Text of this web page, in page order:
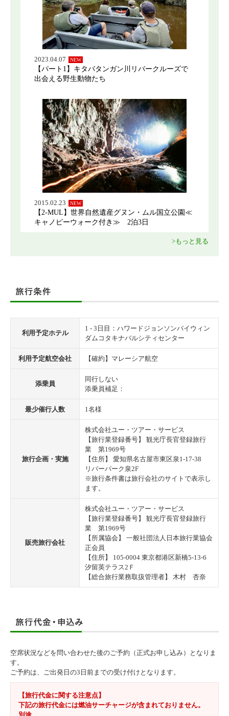
2023.04.07 NEW
【パート1】キタバタンガン川リバークルーズで
出会える野生動物たち
2015.02.23 NEW
【2-MUL】世界自然遺産グヌン・ムル国立公園≪
キャノピーウォーク付き≫ 2泊3日
>もっと見る
利用予定ホテル
1 - 3日目：ハワードジョンソンバイウィン
ダムコタキナバルシティセンター
利用予定航空会社 【確約】マレーシア航空
添乗員
同行しない
添乗員補足：
最少催行人数 1名様
旅行企画・実施
株式会社ユー・ツアー・サービス
【旅行業登録番号】 観光庁長官登録旅行
業 第1969号
【住所】 愛知県名古屋市東区泉1-17-38
リバーパーク泉2F
※旅行条件書は旅行会社のサイトで表示し
ます。
販売旅行会社
株式会社ユー・ツアー・サービス
【旅行業登録番号】 観光庁長官登録旅行
業 第1969号
【所属協会】 一般社団法人日本旅行業協会
正会員
【住所】 105-0004 東京都港区新橋5-13-6
汐留英テラス2Ｆ
【総合旅行業務取扱管理者】 木村 杏奈
空席状況などを問い合わせた後のご予約（正式お申し込み）となりま
す。
ご予約は、ご出発日の3日前までの受け付けとなります。
【旅行代金に関する注意点】
下記の旅行代金には燃油サーチャージが含まれておりません。